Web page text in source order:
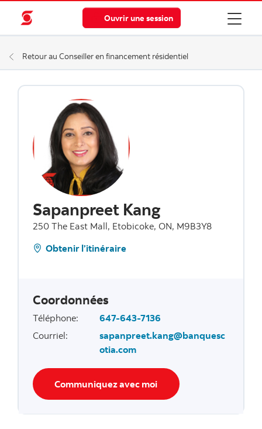
Ouvrir une session
Retour au Conseiller en financement résidentiel
Sapanpreet Kang
250 The East Mall, Etobicoke, ON, M9B3Y8
Obtenir l’itinéraire
Coordonnées
Téléphone:
647-643-7136
Courriel:
sapanpreet.kang@banquesc
otia.com
Communiquez avec moi